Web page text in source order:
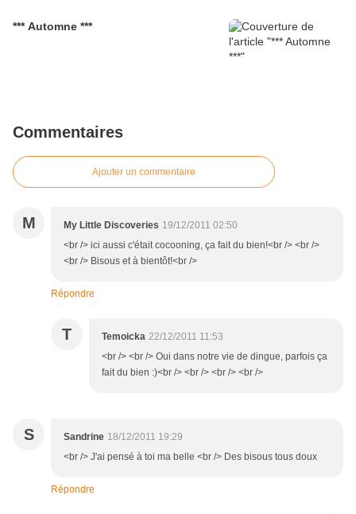
*** Automne ***
Commentaires
Ajouter un commentaire
M My Little Discoveries 19/12/2011 02:50
<br /> ici aussi c'était cocooning, ça fait du bien!<br /> <br />
<br /> Bisous et à bientôt!<br />
Répondre
T Temoicka 22/12/2011 11:53
<br /> <br /> Oui dans notre vie de dingue, parfois ça
fait du bien :)<br /> <br /> <br /> <br />
S Sandrine 18/12/2011 19:29
<br /> J'ai pensé à toi ma belle <br /> Des bisous tous doux
Répondre